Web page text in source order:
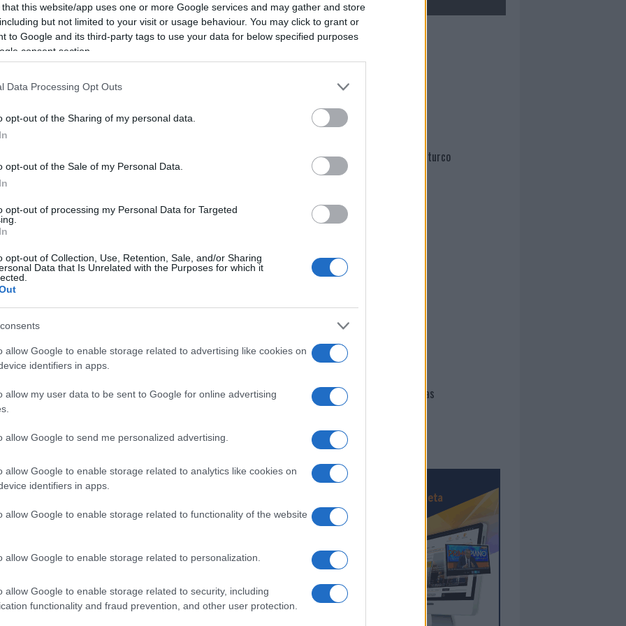
that this website/app uses one or more Google services and may gather and store
but not limited to your visit or usage behaviour. You may click to grant or
to Google and its third-party tags to use your data for below specified purposes
consent section.
Data Processing Opt Outs
opt-out of the Sharing of my personal data.
opt-out of the Sale of my Personal Data.
opt-out of processing my Personal Data for Targeted
opt-out of Collection, Use, Retention, Sale, and/or Sharing
Data that Is Unrelated with the Purposes for which it
allow Google to enable storage related to advertising like cookies on
identifiers in apps.
allow my user data to be sent to Google for online advertising
allow Google to send me personalized advertising.
allow Google to enable storage related to analytics like cookies on
identifiers in apps.
allow Google to enable storage related to functionality of the website
allow Google to enable storage related to personalization.
allow Google to enable storage related to security, including
functionality and fraud prevention, and other user protection.
Prossimo articolo
Mario Malu
Martina Agostina Diturco
I nostri cari
I nostri cari
I nostri cari
Giovannimaria Cabras